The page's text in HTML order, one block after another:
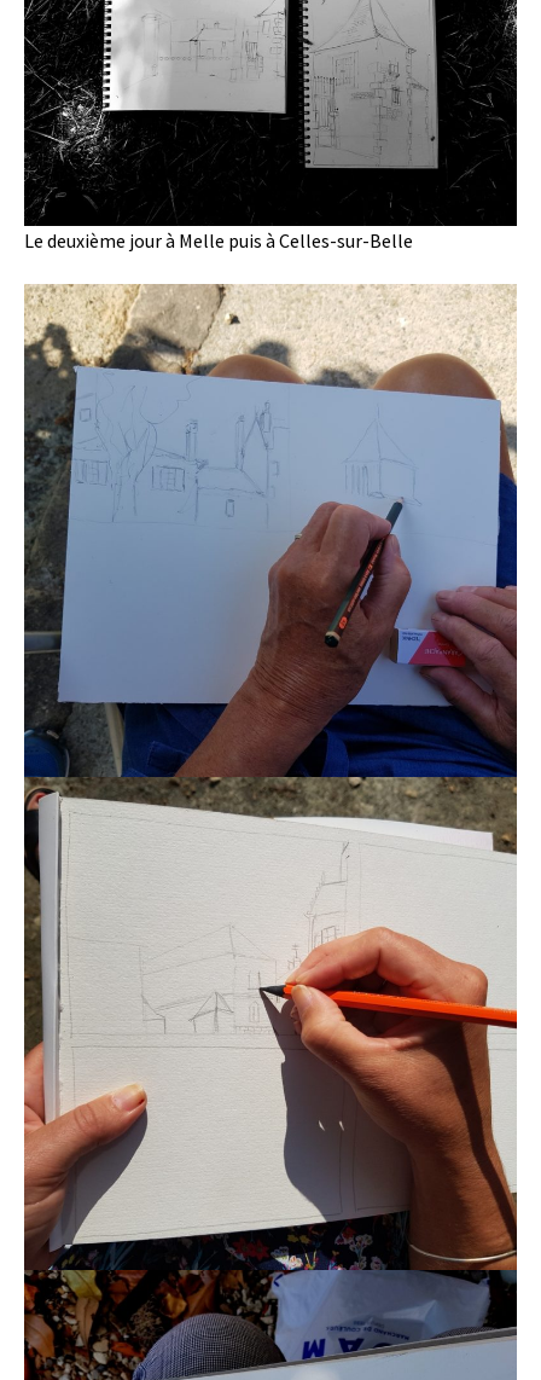
Le deuxième jour à Melle puis à Celles-sur-Belle